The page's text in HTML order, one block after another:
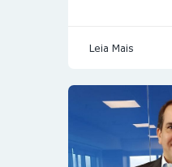
Leia Mais